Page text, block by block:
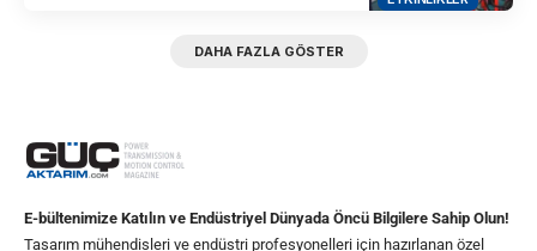
DAHA FAZLA GÖSTER
E-bültenimize Katılın ve Endüstriyel Dünyada Öncü Bilgilere Sahip Olun!
Tasarım mühendisleri ve endüstri profesyonelleri için hazırlanan özel